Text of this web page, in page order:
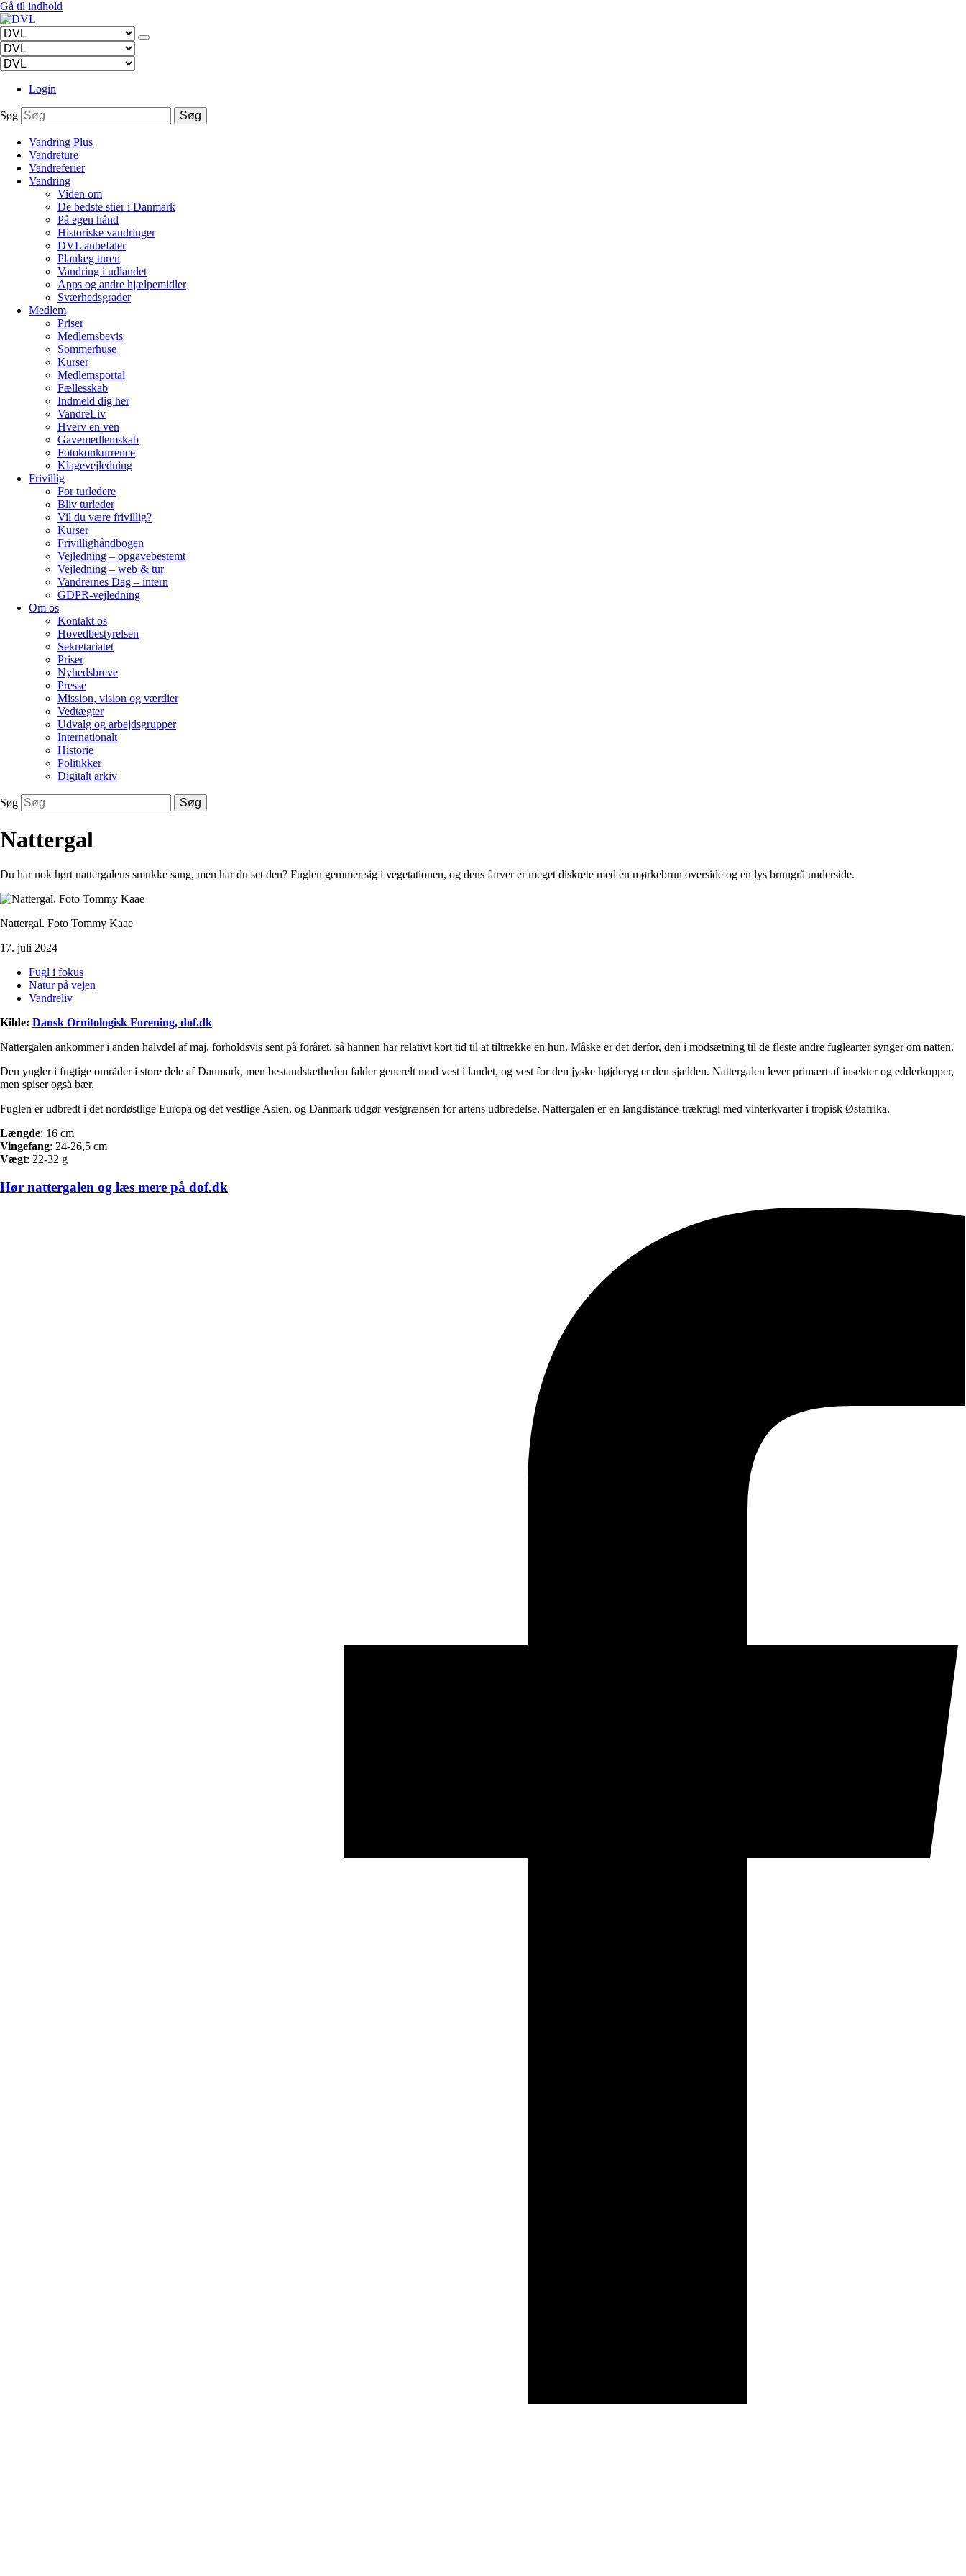
Gå til indhold
Login
Søg Søg
Vandring Plus
Vandreture
Vandreferier
Vandring
Viden om
De bedste stier i Danmark
På egen hånd
Historiske vandringer
DVL anbefaler
Planlæg turen
Vandring i udlandet
Apps og andre hjælpemidler
Sværhedsgrader
Medlem
Priser
Medlemsbevis
Sommerhuse
Kurser
Medlemsportal
Fællesskab
Indmeld dig her
VandreLiv
Hverv en ven
Gavemedlemskab
Fotokonkurrence
Klagevejledning
Frivillig
For turledere
Bliv turleder
Vil du være frivillig?
Kurser
Frivillighåndbogen
Vejledning – opgavebestemt
Vejledning – web & tur
Vandrernes Dag – intern
GDPR-vejledning
Om os
Kontakt os
Hovedbestyrelsen
Sekretariatet
Priser
Nyhedsbreve
Presse
Mission, vision og værdier
Vedtægter
Udvalg og arbejdsgrupper
Internationalt
Historie
Politikker
Digitalt arkiv
Søg Søg
Nattergal
Du har nok hørt nattergalens smukke sang, men har du set den? Fuglen gemmer sig i vegetationen, og dens farver er meget diskrete med en mørkebrun overside og en lys brungrå underside.
Nattergal. Foto Tommy Kaae
17. juli 2024
Fugl i fokus
Natur på vejen
Vandreliv
Kilde: Dansk Ornitologisk Forening, dof.dk
Nattergalen ankommer i anden halvdel af maj, forholdsvis sent på foråret, så hannen har relativt kort tid til at tiltrække en hun. Måske er det derfor, den i modsætning til de fleste andre fuglearter synger om natten.
Den yngler i fugtige områder i store dele af Danmark, men bestandstætheden falder generelt mod vest i landet, og vest for den jyske højderyg er den sjælden. Nattergalen lever primært af insekter og edderkopper,
men spiser også bær.
Fuglen er udbredt i det nordøstlige Europa og det vestlige Asien, og Danmark udgør vestgrænsen for artens udbredelse. Nattergalen er en langdistance-trækfugl med vinterkvarter i tropisk Østafrika.
Længde: 16 cm
Vingefang: 24-26,5 cm
Vægt: 22-32 g
Hør nattergalen og læs mere på dof.dk